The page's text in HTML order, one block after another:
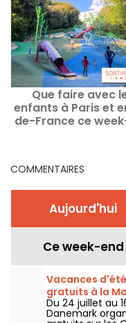
Que faire avec
enfants à Paris et
de-France ce
COMMENTAIRES
Aujourd'hui
Ce week-end
Vacances d'été
gratuits à la
Du 24 juillet au
Danemark